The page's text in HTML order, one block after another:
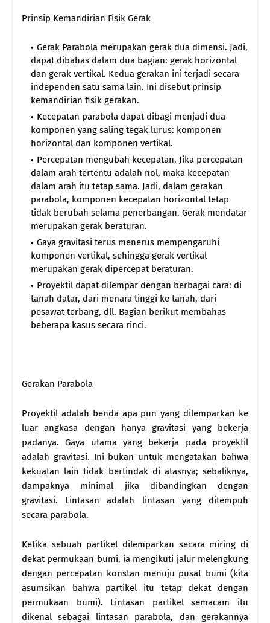
Prinsip Kemandirian Fisik Gerak
Gerak Parabola merupakan gerak dua dimensi. Jadi,
dapat dibahas dalam dua bagian: gerak horizontal
dan gerak vertikal. Kedua gerakan ini terjadi secara
independen satu sama lain. Ini disebut prinsip
kemandirian fisik gerakan.
Kecepatan parabola dapat dibagi menjadi dua
komponen yang saling tegak lurus: komponen
horizontal dan komponen vertikal.
Percepatan mengubah kecepatan. Jika percepatan
dalam arah tertentu adalah nol, maka kecepatan
dalam arah itu tetap sama. Jadi, dalam gerakan
parabola, komponen kecepatan horizontal tetap
tidak berubah selama penerbangan. Gerak mendatar
merupakan gerak beraturan.
Gaya gravitasi terus menerus mempengaruhi
komponen vertikal, sehingga gerak vertikal
merupakan gerak dipercepat beraturan.
Proyektil dapat dilempar dengan berbagai cara: di
tanah datar, dari menara tinggi ke tanah, dari
pesawat terbang, dll. Bagian berikut membahas
beberapa kasus secara rinci.
Gerakan Parabola
Proyektil adalah benda apa pun yang dilemparkan ke
luar angkasa dengan hanya gravitasi yang bekerja
padanya. Gaya utama yang bekerja pada proyektil
adalah gravitasi. Ini bukan untuk mengatakan bahwa
kekuatan lain tidak bertindak di atasnya; sebaliknya,
dampaknya minimal jika dibandingkan dengan
gravitasi. Lintasan adalah lintasan yang ditempuh
secara parabola.
Ketika sebuah partikel dilemparkan secara miring di
dekat permukaan bumi, ia mengikuti jalur melengkung
dengan percepatan konstan menuju pusat bumi (kita
asumsikan bahwa partikel itu tetap dekat dengan
permukaan bumi). Lintasan partikel semacam itu
dikenal sebagai lintasan parabola, dan gerakannya